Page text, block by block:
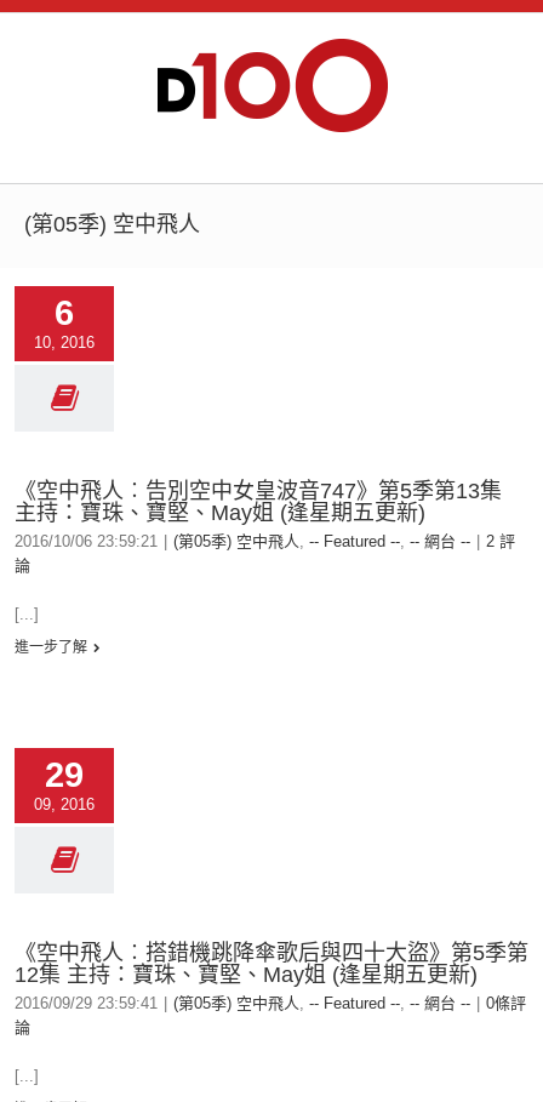
(第05季) 空中飛人
6
10, 2016
《空中飛人︰告別空中女皇波音747》第5季第13集
主持：寶珠、寶堅、May姐 (逢星期五更新)
2016/10/06 23:59:21 (第05季) 空中飛人, -- Featured --, -- 網台 --
2 評
論
[...]
進一步了解
29
09, 2016
《空中飛人︰搭錯機跳降傘歌后與四十大盜》第5季第
12集 主持：寶珠、寶堅、May姐 (逢星期五更新)
2016/09/29 23:59:41 (第05季) 空中飛人, -- Featured --, -- 網台 --
0條評
論
[...]